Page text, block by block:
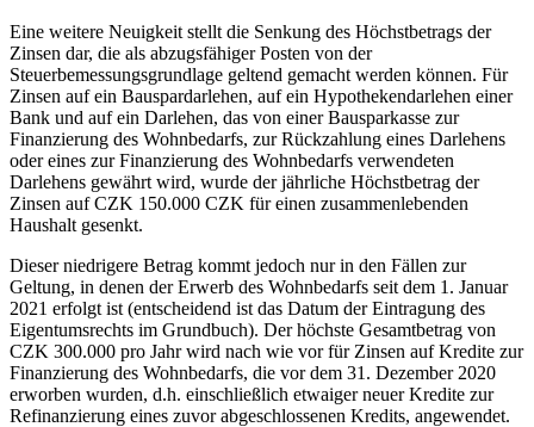
Eine weitere Neuigkeit stellt die Senkung des Höchstbetrags der
Zinsen dar, die als abzugsfähiger Posten von der
Steuerbemessungsgrundlage geltend gemacht werden können. Für
Zinsen auf ein Bauspardarlehen, auf ein Hypothekendarlehen einer
Bank und auf ein Darlehen, das von einer Bausparkasse zur
Finanzierung des Wohnbedarfs, zur Rückzahlung eines Darlehens
oder eines zur Finanzierung des Wohnbedarfs verwendeten
Darlehens gewährt wird, wurde der jährliche Höchstbetrag der
Zinsen auf CZK 150.000 CZK für einen zusammenlebenden
Haushalt gesenkt.
Dieser niedrigere Betrag kommt jedoch nur in den Fällen zur
Geltung, in denen der Erwerb des Wohnbedarfs seit dem 1. Januar
2021 erfolgt ist (entscheidend ist das Datum der Eintragung des
Eigentumsrechts im Grundbuch). Der höchste Gesamtbetrag von
CZK 300.000 pro Jahr wird nach wie vor für Zinsen auf Kredite zur
Finanzierung des Wohnbedarfs, die vor dem 31. Dezember 2020
erworben wurden, d.h. einschließlich etwaiger neuer Kredite zur
Refinanzierung eines zuvor abgeschlossenen Kredits, angewendet.